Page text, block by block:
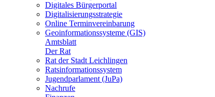
Digitales Bürgerportal
Digitalisierungsstrategie
Online Terminvereinbarung
Geoinformationssysteme (GIS)
Amtsblatt
Der Rat
Rat der Stadt Leichlingen
Ratsinformationssystem
Jugendparlament (JuPa)
Nachrufe